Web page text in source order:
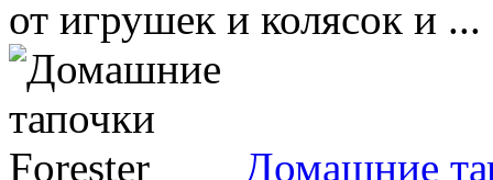
от игрушек и колясок и ...
Домашние